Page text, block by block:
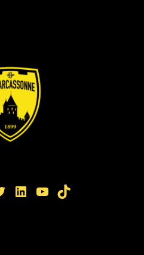
LinkedIn YouTube TikTok